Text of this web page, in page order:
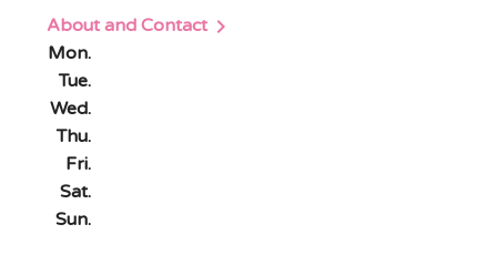
About and Contact
Mon.
Tue.
Wed.
Thu.
Fri.
Sat.
Sun.